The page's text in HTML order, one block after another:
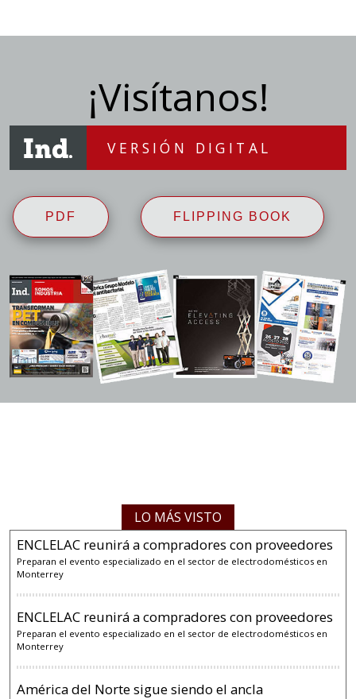
¡Visítanos!
VERSIÓN DIGITAL
PDF FLIPPING BOOK
LO MÁS VISTO
ENCLELAC reunirá a compradores con proveedores
Preparan el evento especializado en el sector de electrodomésticos en
Monterrey
ENCLELAC reunirá a compradores con proveedores
Preparan el evento especializado en el sector de electrodomésticos en
Monterrey
América del Norte sigue siendo el ancla